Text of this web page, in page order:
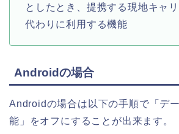
としたとき、提携する現地キャ
代わりに利用する機能
Androidの場合
Androidの場合は以下の手順で「デ
能」をオフにすることが出来ます。